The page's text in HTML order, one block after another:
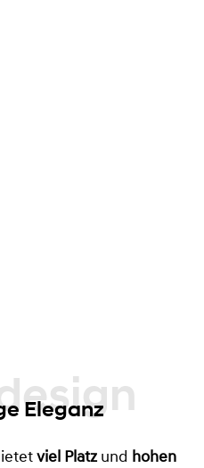
Eleganz
viel Platzund hohen